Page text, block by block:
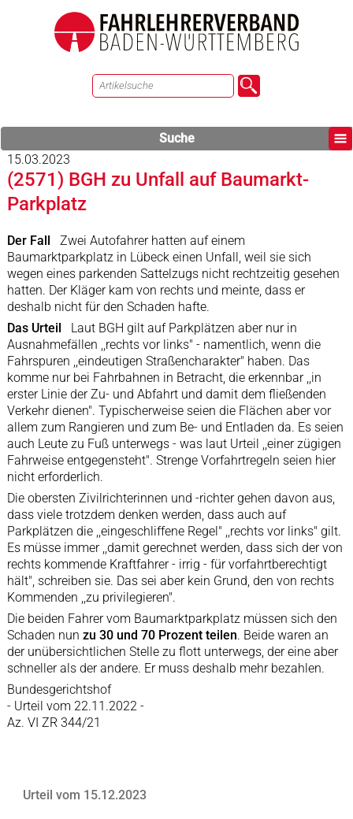
Suche
15.03.2023
(2571) BGH zu Unfall auf Baumarkt-
Parkplatz
Der Fall
Zwei Autofahrer hatten auf einem
Baumarktparkplatz in Lübeck einen Unfall, weil sie sich
wegen eines parkenden Sattelzugs nicht rechtzeitig gesehen
hatten. Der Kläger kam von rechts und meinte, dass er
deshalb nicht für den Schaden hafte.
Das Urteil
Laut BGH gilt auf Parkplätzen aber nur in
Ausnahmefällen ,,rechts vor links" - namentlich, wenn die
Fahrspuren ,,eindeutigen Straßencharakter" haben. Das
komme nur bei Fahrbahnen in Betracht, die erkennbar ,,in
erster Linie der Zu- und Abfahrt und damit dem fließenden
Verkehr dienen". Typischerweise seien die Flächen aber vor
allem zum Rangieren und zum Be- und Entladen da. Es seien
auch Leute zu Fuß unterwegs - was laut Urteil ,,einer zügigen
Fahrweise entgegensteht". Strenge Vorfahrtregeln seien hier
nicht erforderlich.
Die obersten Zivilrichterinnen und -richter gehen davon aus,
dass viele trotzdem denken werden, dass auch auf
Parkplätzen die ,,eingeschliffene Regel" ,,rechts vor links" gilt.
Es müsse immer ,,damit gerechnet werden, dass sich der von
rechts kommende Kraftfahrer - irrig - für vorfahrtberechtigt
hält", schreiben sie. Das sei aber kein Grund, den von rechts
Kommenden ,,zu privilegieren".
Die beiden Fahrer vom Baumarktparkplatz müssen sich den
Schaden nun zu 30 und 70 Prozent teilen. Beide waren an
der unübersichtlichen Stelle zu flott unterwegs, der eine aber
schneller als der andere. Er muss deshalb mehr bezahlen.
Bundesgerichtshof
- Urteil vom 22.11.2022 -
Az. VI ZR 344/21
Urteil vom 15.12.2023